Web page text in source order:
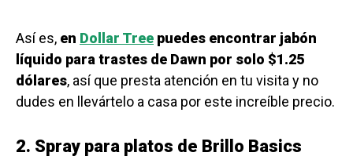
Así es, en Dollar Tree puedes encontrar jabón
líquido para trastes de Dawn por solo $1.25
dólares, así que presta atención en tu visita y no
dudes en llevártelo a casa por este increíble precio.
2. Spray para platos de Brillo Basics